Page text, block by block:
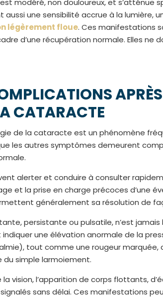
une sensibilité accrue à la lumière,
légèrement floue. Ces manifestations
d’une récupération normale. Elles ne
CATARACTE
de la cataracte est un phénomène
les autres symptômes demeurent
alerter et conduire à consulter
et la prise en charge précoces d’une
généralement sa résolution de
persistante ou pulsatile, n’est
une élévation anormale de la
tout comme une rougeur marquée,
du simple larmoiement.
vision, l’apparition de corps flottants,
sans délai. Ces manifestations